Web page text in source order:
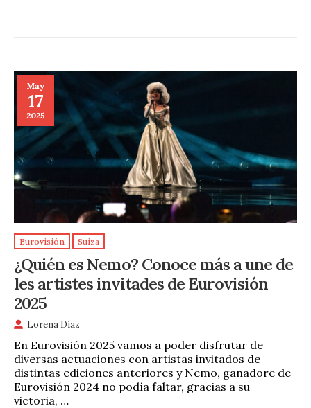
May
17
2025
Eurovisión Suiza
¿Quién es Nemo? Conoce más a une de
les artistes invitades de Eurovisión
2025
Lorena Díaz
En Eurovisión 2025 vamos a poder disfrutar de
diversas actuaciones con artistas invitados de
distintas ediciones anteriores y Nemo, ganadore de
Eurovisión 2024 no podía faltar, gracias a su
victoria, …